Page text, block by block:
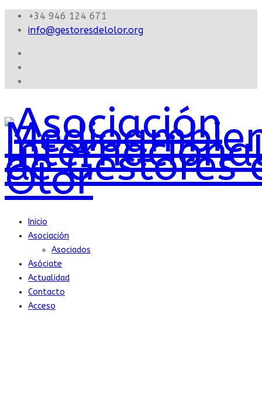
+34 946 124 671
info@gestoresdelolor.org
Inicio
Asociación
Asociados
Asóciate
Actualidad
Contacto
Acceso